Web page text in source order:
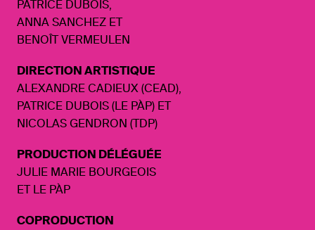
PATRICE DUBOIS,
ANNA SANCHEZ ET
BENOÎT VERMEULEN
DIRECTION ARTISTIQUE
ALEXANDRE CADIEUX (CEAD),
PATRICE DUBOIS (LE PÀP) ET
NICOLAS GENDRON (TDP)
PRODUCTION DÉLÉGUÉE
JULIE MARIE BOURGEOIS
ET LE PÀP
COPRODUCTION